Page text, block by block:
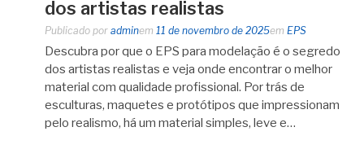
dos artistas realistas
Publicado por adminem 11 de novembro de 2025em EPS
Descubra por que o EPS para modelação é o segredo
dos artistas realistas e veja onde encontrar o melhor
material com qualidade profissional. Por trás de
esculturas, maquetes e protótipos que impressionam
pelo realismo, há um material simples, leve e…